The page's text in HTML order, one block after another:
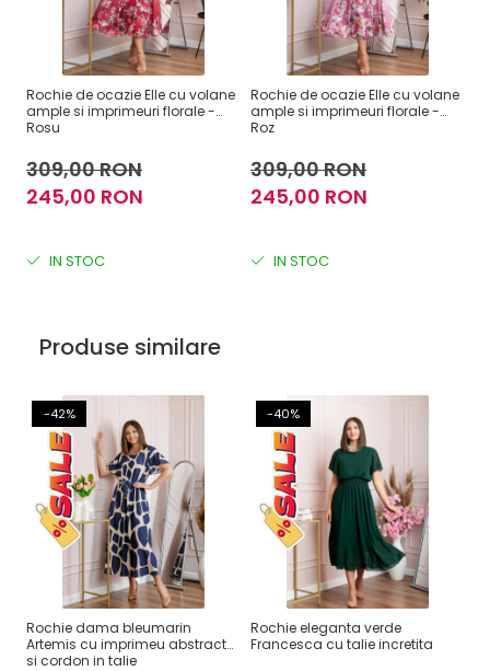
Rochie de ocazie Elle cu volane
ample si imprimeuri florale -
Rosu
309,00 RON
245,00 RON
IN STOC
Rochie de ocazie Elle cu volane
ample si imprimeuri florale -
Roz
309,00 RON
245,00 RON
IN STOC
Produse similare
-42%
Rochie dama bleumarin
Artemis cu imprimeu abstract
si cordon in talie
-40%
Rochie eleganta verde
Francesca cu talie incretita